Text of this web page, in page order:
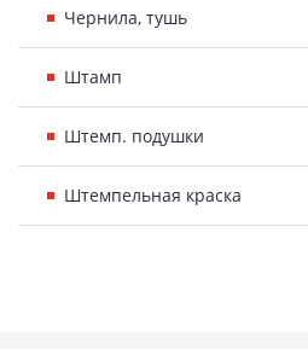
Чернила, тушь
Штамп
Штемп. подушки
Штемпельная краска